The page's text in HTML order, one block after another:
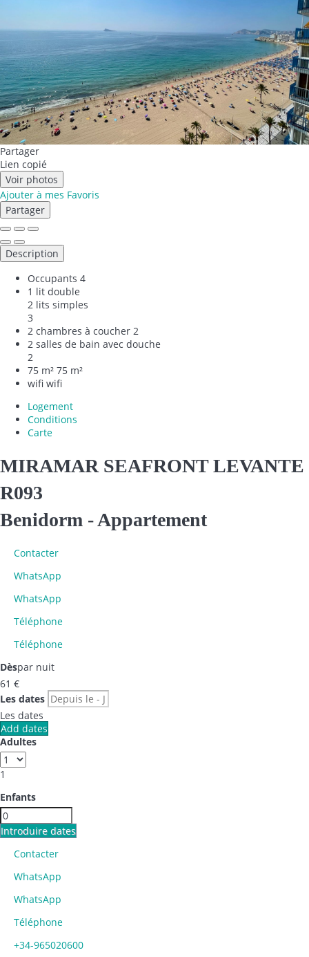
Partager
Lien copié
Voir photos
Ajouter à mes Favoris
Partager
Description
Occupants 4
1 lit double
2 lits simples
3
2 chambres à coucher 2
2 salles de bain avec douche
2
75 m² 75 m²
wifi wifi
Logement
Conditions
Carte
MIRAMAR SEAFRONT LEVANTE
R093
Benidorm -Appartement
Contacter
WhatsApp
WhatsApp
Téléphone
Téléphone
Dèspar nuit
61 €
Les dates
Les dates
Add dates
Adultes
1
Enfants
Introduire dates
Contacter
WhatsApp
WhatsApp
Téléphone
+34-965020600